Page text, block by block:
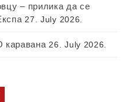
– прилика да се
27. July 2026.
26. July 2026.